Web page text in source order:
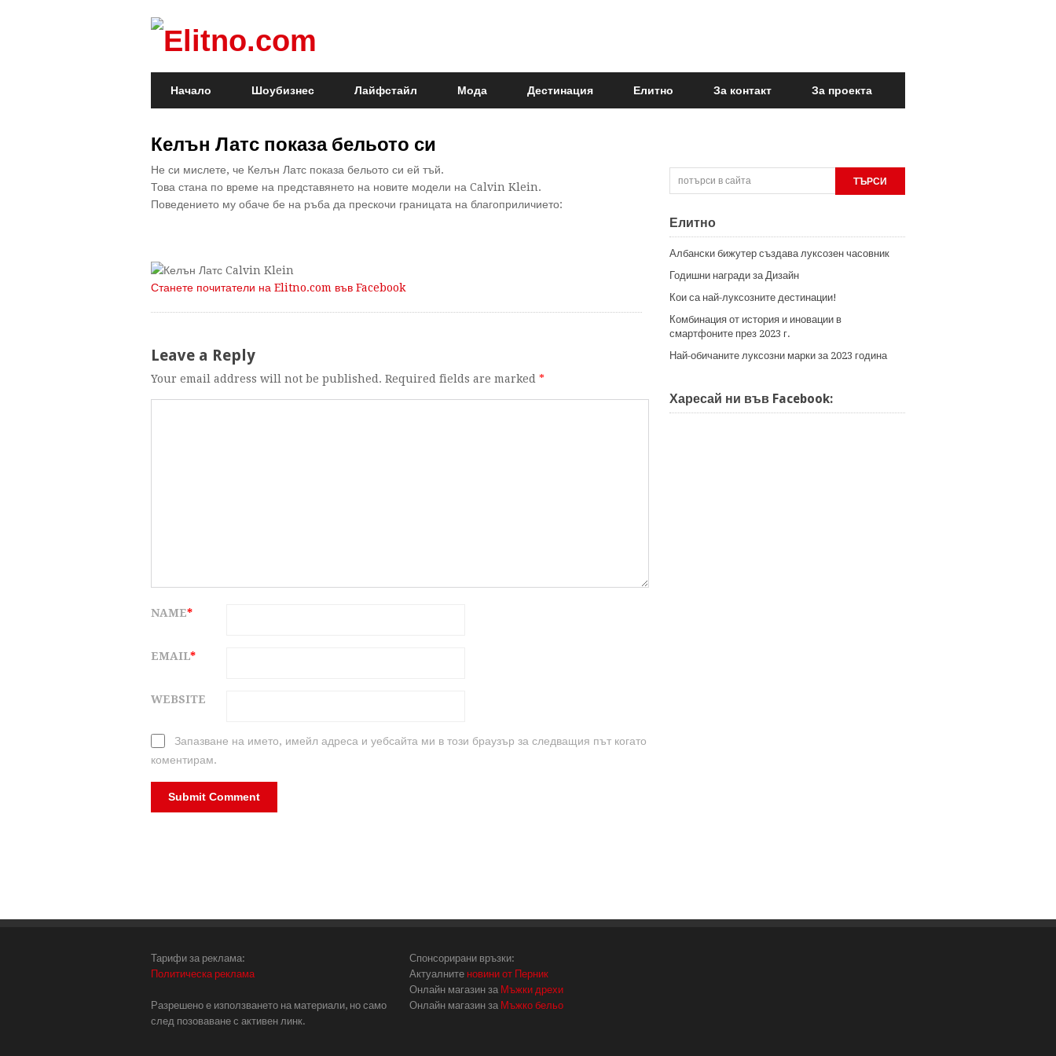
Начало Шоубизнес Лайфстайл Мода Дестинация Елитно За контакт За проекта
Келън Латс показа бельото си
Не си мислете, че Келън Латс показа бельото си ей тъй.
Това стана по време на представянето на новите модели на Calvin Klein.
Поведението му обаче бе на ръба да прескочи границата на благоприличието:
Станете почитатели на Elitno.com във Facebook
Leave a Reply
Your email address will not be published. Required fields are marked *
NAME*
EMAIL*
WEBSITE
Запазване на името, имейл адреса и уебсайта ми в този браузър за следващия път когато
коментирам.
Елитно
Албански бижутер създава луксозен часовник
Годишни награди за Дизайн
Кои са най-луксозните дестинации!
Комбинация от история и иновации в
смартфоните през 2023 г.
Най-обичаните луксозни марки за 2023 година
Харесай ни във Facebook:
Тарифи за реклама:
Политическа реклама
Разрешено е използването на материали, но само
след позоваване с активен линк.
Спонсорирани връзки:
Актуалните новини от Перник
Онлайн магазин за Мъжки дрехи
Онлайн магазин за Мъжко бельо